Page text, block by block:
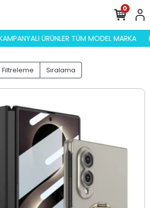
KAMPANYALI ÜRÜNLER TÜM MODEL MARKA
0
Filtreleme Sıralama